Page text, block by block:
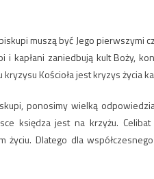
muszą być Jego pierwszymi
i kapłani zaniedbują kult Boży,
Kościoła jest kryzys życia
ponosimy wielką
księdza jest na krzyżu.
życiu. Dlatego dla